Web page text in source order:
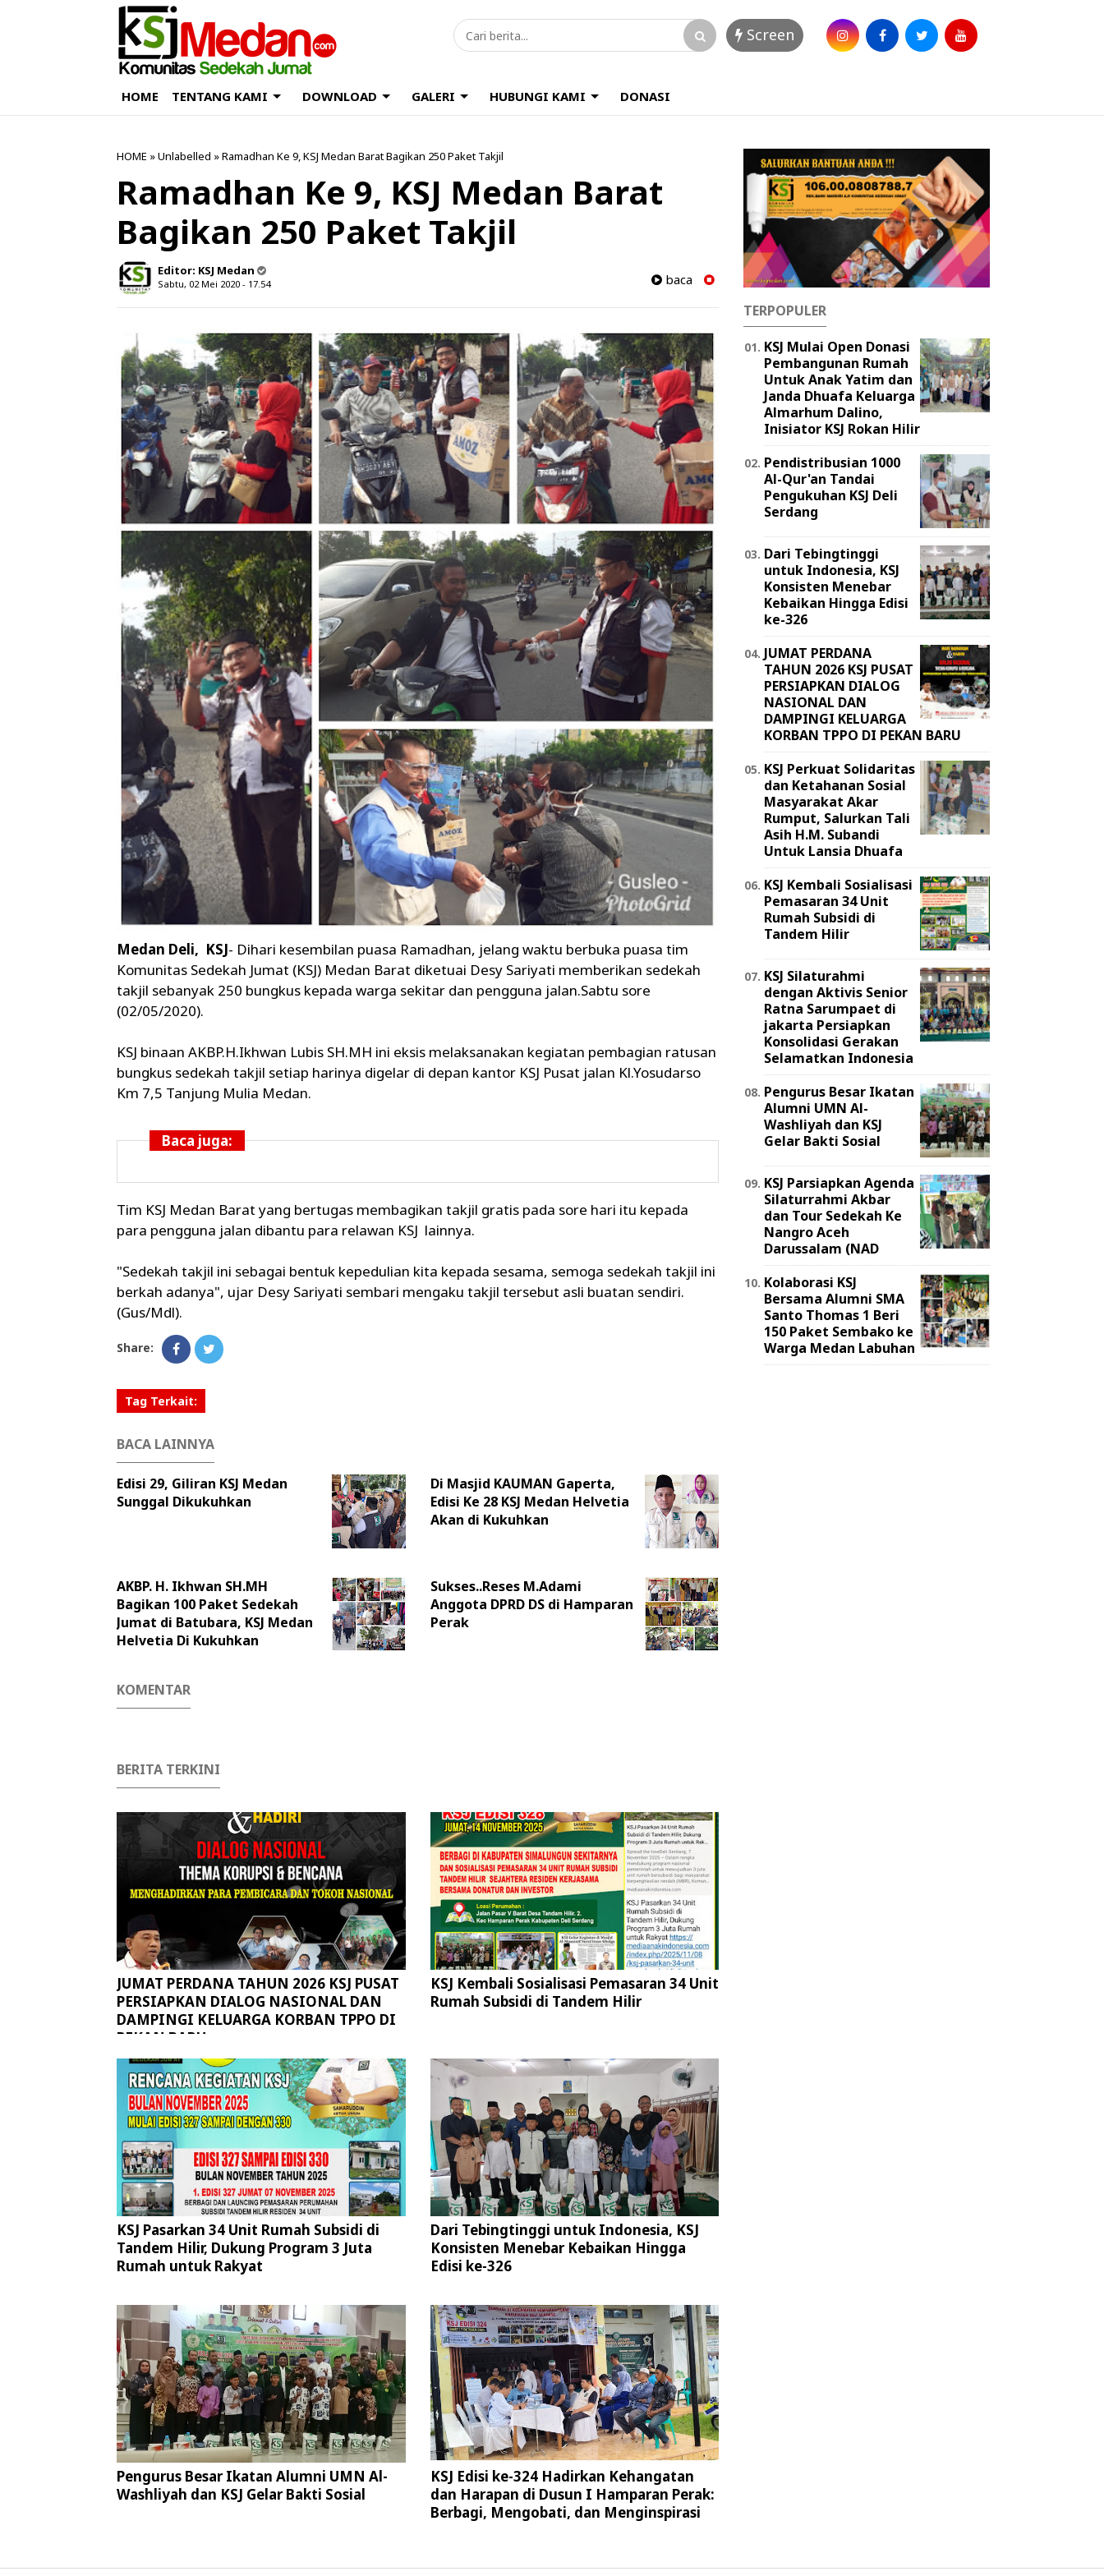
Screen
HOME TENTANG KAMI DOWNLOAD GALERI HUBUNGI KAMI DONASI
HOME » Unlabelled » Ramadhan Ke 9, KSJ Medan Barat Bagikan 250 Paket Takjil
Ramadhan Ke 9, KSJ Medan Barat
Bagikan 250 Paket Takjil
Editor: KSJ Medan
Sabtu, 02 Mei 2020 - 17.54 baca
Medan Deli, KSJ- Dihari kesembilan puasa Ramadhan, jelang waktu berbuka puasa tim
Komunitas Sedekah Jumat (KSJ) Medan Barat diketuai Desy Sariyati memberikan sedekah
takjil sebanyak 250 bungkus kepada warga sekitar dan pengguna jalan.Sabtu sore
(02/05/2020).
KSJ binaan AKBP.H.Ikhwan Lubis SH.MH ini eksis melaksanakan kegiatan pembagian ratusan
bungkus sedekah takjil setiap harinya digelar di depan kantor KSJ Pusat jalan Kl.Yosudarso
Km 7,5 Tanjung Mulia Medan.
Baca juga:
Tim KSJ Medan Barat yang bertugas membagikan takjil gratis pada sore hari itu kepada
para pengguna jalan dibantu para relawan KSJ lainnya.
"Sedekah takjil ini sebagai bentuk kepedulian kita kepada sesama, semoga sedekah takjil ini
berkah adanya", ujar Desy Sariyati sembari mengaku takjil tersebut asli buatan sendiri.
(Gus/Mdl).
Share:
Tag Terkait:
BACA LAINNYA
Edisi 29, Giliran KSJ Medan
Sunggal Dikukuhkan
Di Masjid KAUMAN Gaperta,
Edisi Ke 28 KSJ Medan Helvetia
Akan di Kukuhkan
AKBP. H. Ikhwan SH.MH
Bagikan 100 Paket Sedekah
Jumat di Batubara, KSJ Medan
Helvetia Di Kukuhkan
Sukses..Reses M.Adami
Anggota DPRD DS di Hamparan
Perak
KOMENTAR
BERITA TERKINI
JUMAT PERDANA TAHUN 2026 KSJ PUSAT
PERSIAPKAN DIALOG NASIONAL DAN
DAMPINGI KELUARGA KORBAN TPPO DI
PEKAN BARU
KSJ Kembali Sosialisasi Pemasaran 34 Unit
Rumah Subsidi di Tandem Hilir
KSJ Pasarkan 34 Unit Rumah Subsidi di
Tandem Hilir, Dukung Program 3 Juta
Rumah untuk Rakyat
Dari Tebingtinggi untuk Indonesia, KSJ
Konsisten Menebar Kebaikan Hingga
Edisi ke-326
Pengurus Besar Ikatan Alumni UMN Al-
Washliyah dan KSJ Gelar Bakti Sosial
KSJ Edisi ke-324 Hadirkan Kehangatan
dan Harapan di Dusun I Hamparan Perak:
Berbagi, Mengobati, dan Menginspirasi
TERPOPULER
KSJ Mulai Open Donasi
Pembangunan Rumah
Untuk Anak Yatim dan
Janda Dhuafa Keluarga
Almarhum Dalino,
Inisiator KSJ Rokan Hilir
Pendistribusian 1000
Al-Qur'an Tandai
Pengukuhan KSJ Deli
Serdang
Dari Tebingtinggi
untuk Indonesia, KSJ
Konsisten Menebar
Kebaikan Hingga Edisi
ke-326
JUMAT PERDANA
TAHUN 2026 KSJ PUSAT
PERSIAPKAN DIALOG
NASIONAL DAN
DAMPINGI KELUARGA
KORBAN TPPO DI PEKAN BARU
KSJ Perkuat Solidaritas
dan Ketahanan Sosial
Masyarakat Akar
Rumput, Salurkan Tali
Asih H.M. Subandi
Untuk Lansia Dhuafa
KSJ Kembali Sosialisasi
Pemasaran 34 Unit
Rumah Subsidi di
Tandem Hilir
KSJ Silaturahmi
dengan Aktivis Senior
Ratna Sarumpaet di
jakarta Persiapkan
Konsolidasi Gerakan
Selamatkan Indonesia
Pengurus Besar Ikatan
Alumni UMN Al-
Washliyah dan KSJ
Gelar Bakti Sosial
KSJ Parsiapkan Agenda
Silaturrahmi Akbar
dan Tour Sedekah Ke
Nangro Aceh
Darussalam (NAD
Kolaborasi KSJ
Bersama Alumni SMA
Santo Thomas 1 Beri
150 Paket Sembako ke
Warga Medan Labuhan